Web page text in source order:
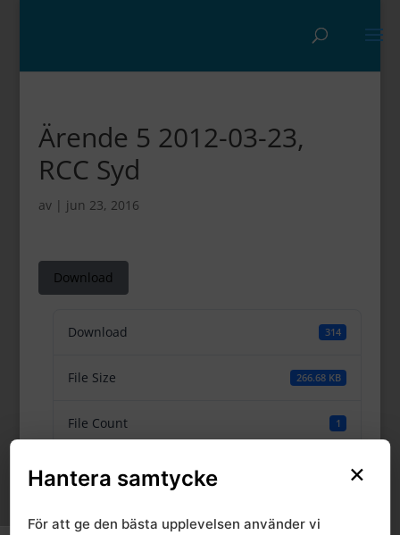
Ärende 5 2012-03-23,
RCC Syd
av | jun 23, 2016
Download
Download 314
File Size 266.68 KB
File Count 1
Create Date
Last Updated
×
Hantera samtycke
För att ge den bästa upplevelsen använder vi